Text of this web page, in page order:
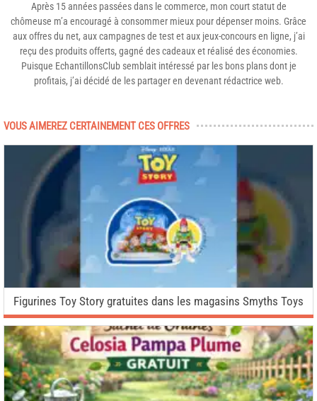
Après 15 années passées dans le commerce, mon court statut de
chômeuse m’a encouragé à consommer mieux pour dépenser moins. Grâce
aux offres du net, aux campagnes de test et aux jeux-concours en ligne, j’ai
reçu des produits offerts, gagné des cadeaux et réalisé des économies.
Puisque EchantillonsClub semblait intéressé par les bons plans dont je
profitais, j’ai décidé de les partager en devenant rédactrice web.
VOUS AIMEREZ CERTAINEMENT CES OFFRES
Figurines Toy Story gratuites dans les magasins Smyths Toys